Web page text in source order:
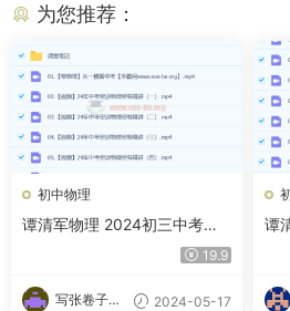
为您推荐：
初中物理
谭清军物理 2024初三中考物
理冲刺密训班 百度网盘
19.9
写张卷子冷
2024-05-17
谭